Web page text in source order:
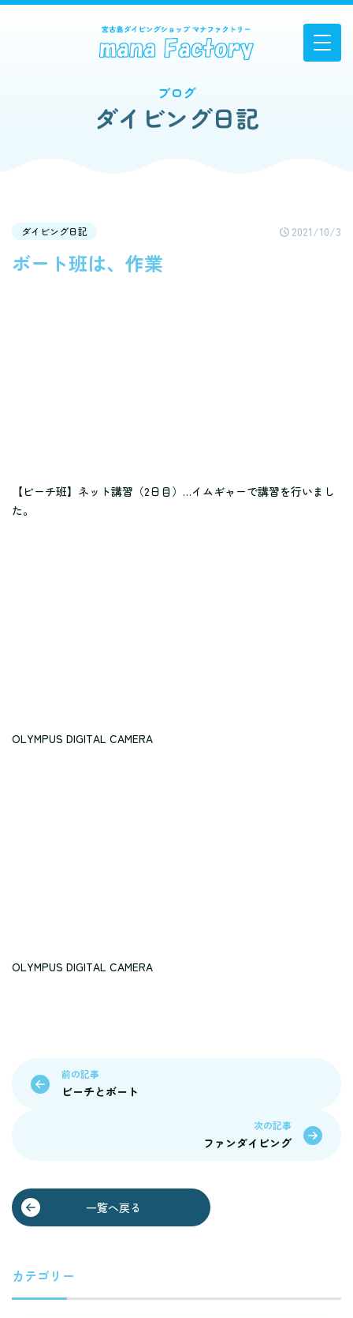
ブログ
ダイビング日記
ダイビング日記 2021/10/3
ボート班は、作業
【ビーチ班】ネット講習（2日目）…イムギャーで講習を行いまし
た。
OLYMPUS DIGITAL CAMERA
OLYMPUS DIGITAL CAMERA
前の記事
ビーチとボート
次の記事
ファンダイビング
一覧へ戻る
カテゴリー